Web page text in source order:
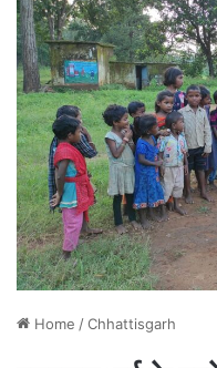
Home /Chhattisgarh